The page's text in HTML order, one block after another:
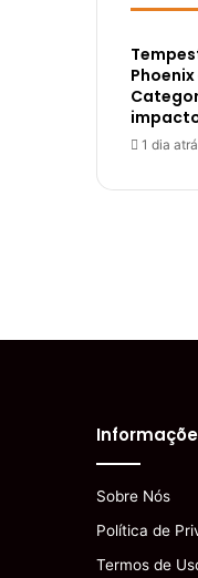
1 dia
Sobre Nós
Política de
Termos de